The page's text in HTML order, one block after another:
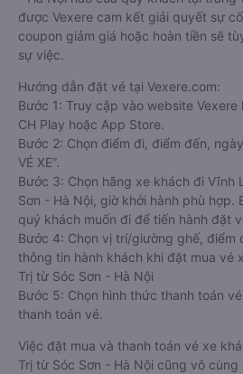
được Vexere cam kết giải quyết sự
coupon giảm giá hoặc hoàn tiền sẽ
sự việc.
Hướng dẫn đặt vé tại Vexere.com:
Bước 1: Truy cập vào website
CH Play hoặc App Store.
Bước 2: Chọn điểm đi, điểm đến,
VÉ XE”.
Bước 3: Chọn hãng xe khách đi Vĩnh
Sơn - Hà Nội, giờ khởi hành phù hợp.
quý khách muốn đi để tiến hành đặt
Bước 4: Chọn vị trí/giường ghế, điểm
thông tin hành khách khi đặt mua vé
Trị từ Sóc Sơn - Hà Nội
Bước 5: Chọn hình thức thanh toán
thanh toán vé.
Việc đặt mua và thanh toán vé xe
Trị từ Sóc Sơn - Hà Nội cũng vô